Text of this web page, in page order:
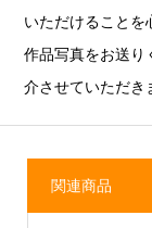
いただけること
作品写真をお送り
介させていただき
関連商品